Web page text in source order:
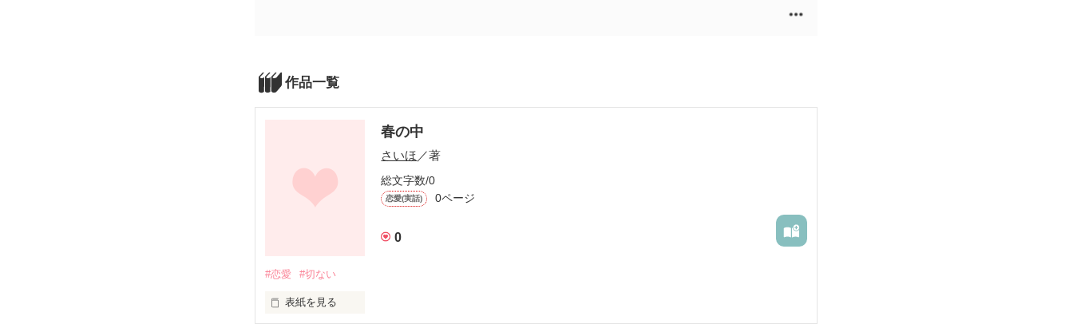
作品一覧
春の中
さいほ／著
総文字数/0
恋愛(実話) 0ページ
0
#恋愛 #切ない
表紙を見る